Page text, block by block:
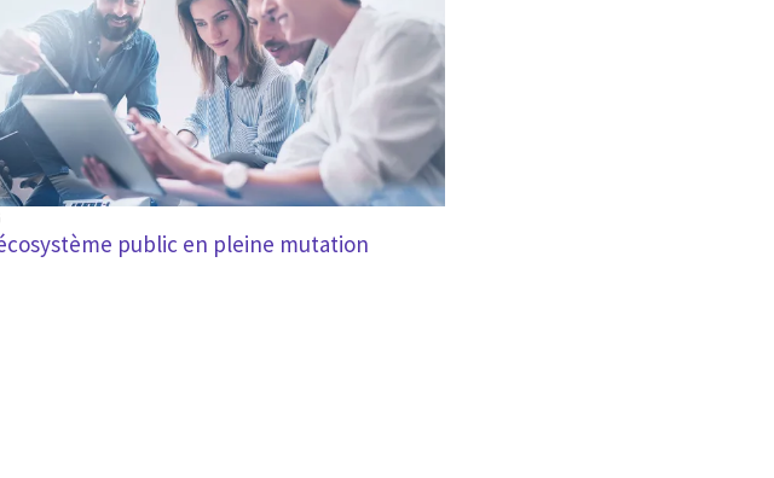
public en pleine mutation